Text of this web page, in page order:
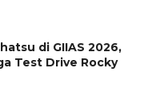
di GIIAS 2026,
Test Drive Rocky